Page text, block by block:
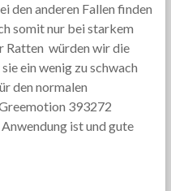
den anderen Fallen finden
somit nur bei starkem
Ratten würden wir die
ein wenig zu schwach
den normalen
393272
ist und gute